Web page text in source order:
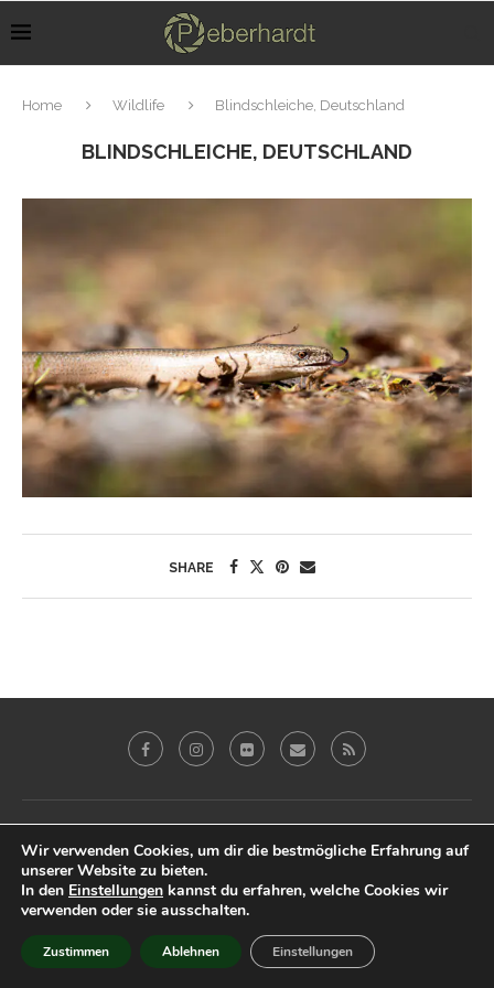
Home Wildlife Blindschleiche, Deutschland
BLINDSCHLEICHE, DEUTSCHLAND
SHARE
Datenschutz & Impressum
@2019 - Peter Eberhardt. All Right Reserved.
BACK TO TOP
Wir verwenden Cookies, um dir die bestmögliche Erfahrung auf
unserer Website zu bieten.
In den Einstellungen kannst du erfahren, welche Cookies wir
verwenden oder sie ausschalten.
Zustimmen Ablehnen Einstellungen